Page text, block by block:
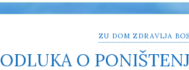
ZU DOM ZDRAVLJA
ODLUKA O